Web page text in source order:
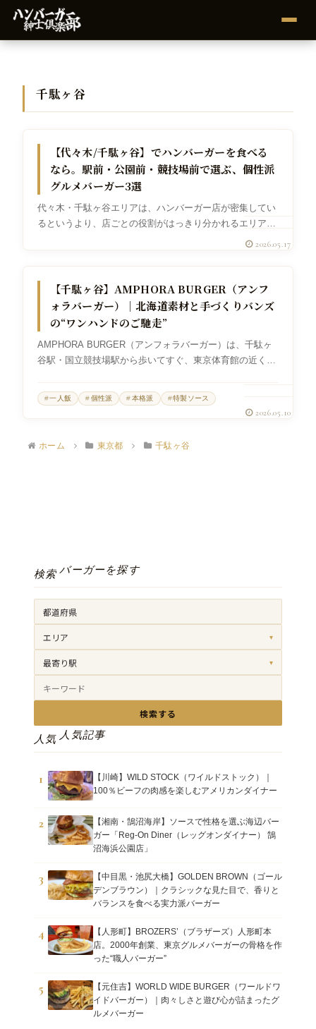
千駄ヶ谷
【代々木/千駄ヶ谷】でハンバーガーを食べる
なら。駅前・公園前・競技場前で選ぶ、個性派
グルメバーガー3選
代々木・千駄ヶ谷エリアは、ハンバーガー店が密集してい
るというより、店ごとの役割がはっきり分かれるエリアで
す。代々木駅前には、パンから作るベーカリー発想のスマ
めるパークサイドバーガー。千駄ヶ...
2026.05.17
【千駄ヶ谷】AMPHORA BURGER（アンフ
ォラバーガー）｜北海道素材と手づくりバンズ
の“ワンハンドのご馳走”
AMPHORA BURGER（アンフォラバーガー）は、千駄ヶ
谷駅・国立競技場駅から歩いてすぐ、東京体育館の近くに
ラから生まれたバーガー業態で、店の軸は「手づくり」と
「北海道素材」。バンズ...
2026.05.10
一人飯 個性派 本格派 特製ソース
ホーム 東京都 千駄ヶ谷
検索 バーガーを探す
エリア ▾
最寄り駅 ▾
検索する
人気 人気記事
1
【川崎】WILD STOCK（ワイルドストック）｜
100％ビーフの肉感を楽しむアメリカンダイナー
2
【湘南・鵠沼海岸】ソースで性格を選ぶ海辺バー
ガー「Reg-On Diner（レッグオンダイナー） 鵠
沼海浜公園店」
3
【中目黒・池尻大橋】GOLDEN BROWN（ゴール
デンブラウン）｜クラシックな見た目で、香りと
バランスを食べる実力派バーガー
4
【人形町】BROZERS’（ブラザーズ）人形町本
店。2000年創業、東京グルメバーガーの骨格を作
った“職人バーガー”
5
【元住吉】WORLD WIDE BURGER（ワールドワ
イドバーガー）｜肉々しさと遊び心が詰まったグ
ルメバーガー